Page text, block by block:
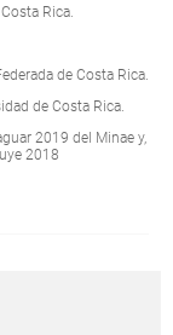
Rica.
de Costa Rica.
de Costa Rica.
2019 del Minae y,
2018